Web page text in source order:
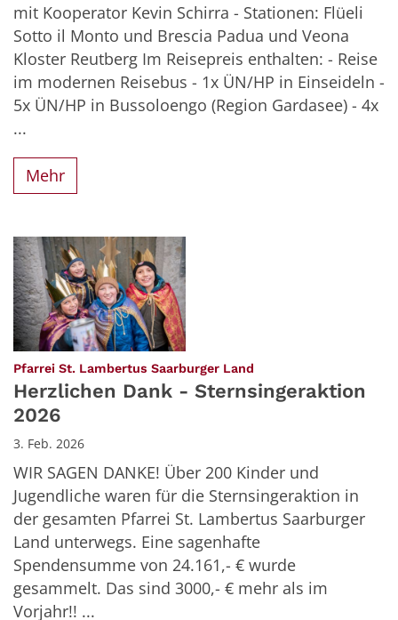
mit Kooperator Kevin Schirra - Stationen: Flüeli
Sotto il Monto und Brescia Padua und Veona
Kloster Reutberg Im Reisepreis enthalten: - Reise
im modernen Reisebus - 1x ÜN/HP in Einseideln -
5x ÜN/HP in Bussoloengo (Region Gardasee) - 4x
...
Mehr
Pfarrei St. Lambertus Saarburger Land
Herzlichen Dank - Sternsingeraktion
2026
3. Feb. 2026
WIR SAGEN DANKE! Über 200 Kinder und
Jugendliche waren für die Sternsingeraktion in
der gesamten Pfarrei St. Lambertus Saarburger
Land unterwegs. Eine sagenhafte
Spendensumme von 24.161,- € wurde
gesammelt. Das sind 3000,- € mehr als im
Vorjahr!! ...